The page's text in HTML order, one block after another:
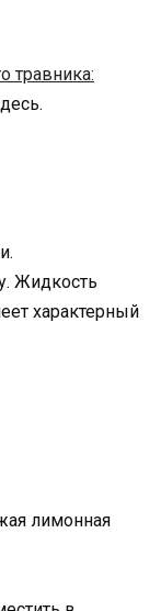
травника:
Жидкость
характерный
лимонная